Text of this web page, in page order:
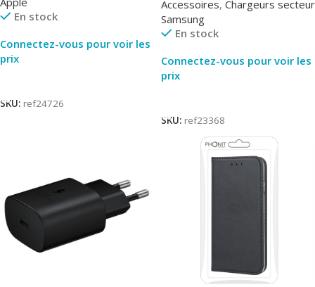
En stock
Connectez-vous pour voir les
prix
SKU: ref24726
EP-TA800
Accessoires, Chargeurs secteur
Samsung
En stock
Connectez-vous pour voir les
prix
SKU: ref23368